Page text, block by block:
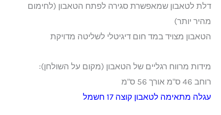
דלת לטאבון שמאפשרת סגירה לפתח הטאבון (לחימום
מהיר יותר)
הטאבון מצויד במד חום דיגיטלי לשליטה מדויקת
מידות מרווח רגליים של הטאבון (מקום על השולחן):
רוחב 46 ס"מ אורך 56 ס"מ
עגלה מתאימה לטאבון קוצה 17 חשמל